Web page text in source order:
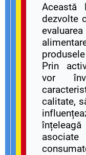
dezvolte
Prin
vor
calitate,